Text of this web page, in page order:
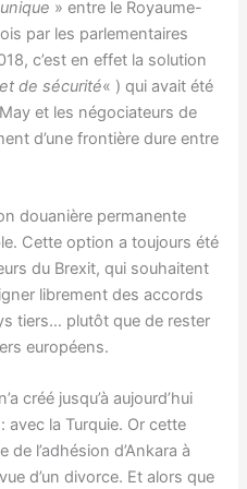
» entre le Royaume-
par les parlementaires
c’est en effet la solution
de sécurité« ) qui avait été
et les négociateurs de
d’une frontière dure entre
douanière permanente
Cette option a toujours été
du Brexit, qui souhaitent
librement des accords
tiers… plutôt que de rester
européens.
créé jusqu’à aujourd’hui
avec la Turquie. Or cette
l’adhésion d’Ankara à
d’un divorce. Et alors que